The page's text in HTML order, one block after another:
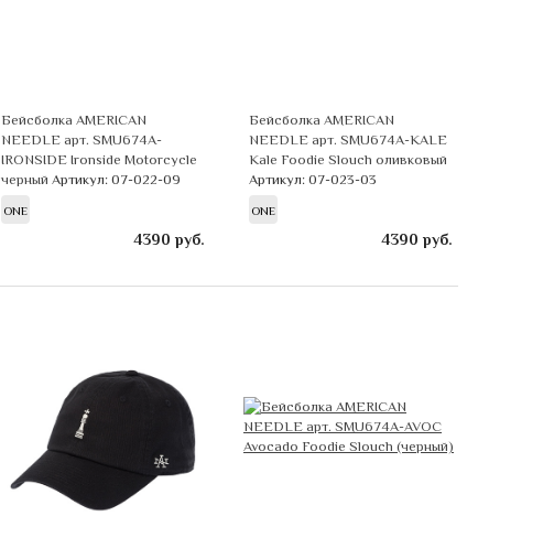
Бейсболка AMERICAN
NEEDLE арт. SMU674A-
IRONSIDE Ironside Motorcycle
черный Артикул: 07-022-09
ONE
4390 руб.
Бейсболка AMERICAN
NEEDLE арт. SMU674A-KALE
Kale Foodie Slouch оливковый
Артикул: 07-023-03
ONE
4390 руб.